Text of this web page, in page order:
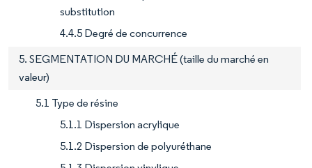
substitution
4.4.5 Degré de concurrence
5. SEGMENTATION DU MARCHÉ (taille du marché en
valeur)
5.1 Type de résine
5.1.1 Dispersion acrylique
5.1.2 Dispersion de polyuréthane